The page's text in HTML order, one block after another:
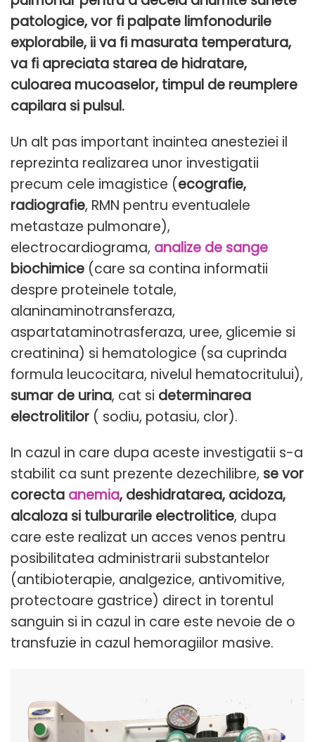
patologice, vor fi palpate limfonodurile
explorabile, ii va fi masurata temperatura,
va fi apreciata starea de hidratare,
culoarea mucoaselor, timpul de reumplere
capilara si pulsul.
Un alt pas important inaintea anesteziei il
reprezinta realizarea unor investigatii
precum cele imagistice (ecografie,
radiografie, RMN pentru eventualele
metastaze pulmonare),
electrocardiograma, analize de sange
biochimice (care sa contina informatii
despre proteinele totale,
alaninaminotransferaza,
aspartataminotrasferaza, uree, glicemie si
creatinina) si hematologice (sa cuprinda
formula leucocitara, nivelul hematocritului),
sumar de urina, cat si determinarea
electrolitilor ( sodiu, potasiu, clor).
In cazul in care dupa aceste investigatii s-a
stabilit ca sunt prezente dezechilibre, se vor
corecta anemia, deshidratarea, acidoza,
alcaloza si tulburarile electrolitice, dupa
care este realizat un acces venos pentru
posibilitatea administrarii substantelor
(antibioterapie, analgezice, antivomitive,
protectoare gastrice) direct in torentul
sanguin si in cazul in care este nevoie de o
transfuzie in cazul hemoragiilor masive.